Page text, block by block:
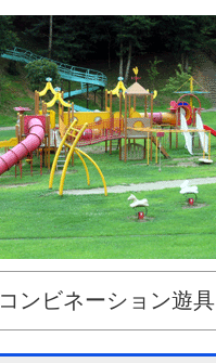
コンビネーション遊具